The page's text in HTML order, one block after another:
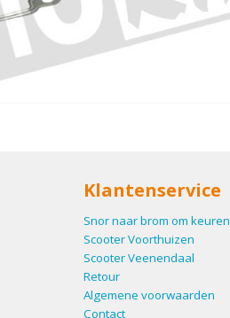
Klantenservice
Snor naar brom om keuren
Scooter Voorthuizen
Scooter Veenendaal
Retour
Algemene voorwaarden
Contact